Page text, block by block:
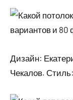
Дизайн:
Чекалов.